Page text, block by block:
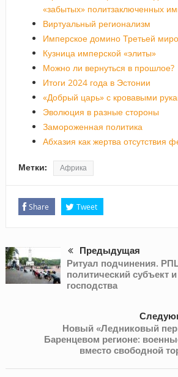
«забытых» политзаключенных
Виртуальный регионализм
Имперское домино Третьей
Кузница имперской «элиты»
Можно ли вернуться в прошлое?
Итоги 2024 года в Эстонии
«Добрый царь» с кровавыми
Эволюция в разные стороны
Замороженная политика
Абхазия как жертва отсутствия
Метки: Африка
Share Tweet
Предыдущая
Ритуал подчинения.
политический субъект
господства
Новый «Ледниковый
Баренцевом регионе:
вместо свободной